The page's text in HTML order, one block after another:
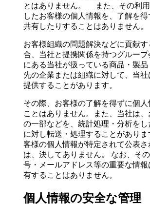
とはありません。 また、その利
したお客様の個人情報を、了解を得
共有したりすることはありません。
お客様組織の問題解決などに貢献
合、当社と提携関係を持つグルー
にある当社が扱っている商品・製
先の企業または組織に対して、当
提供することがあります。
その際、お客様の了解を得ずに個
ことはありません。また、当社は
の一部などを、統計処理・分析を
に対し転送・処理することがあり
客様の個人情報が特定されて公表さ
は、決してありません。 なお、そ
号・メールアドレス等の重要な情
有することはありません。
個人情報の安全な管理